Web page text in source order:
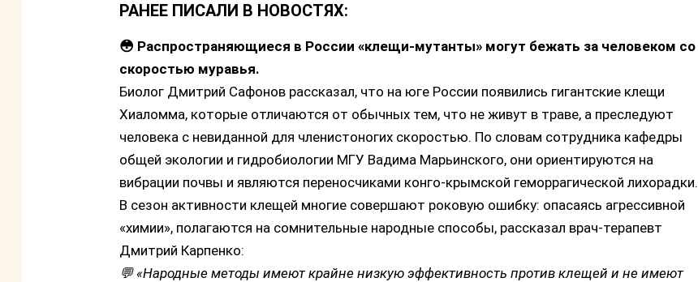
РАНЕЕ ПИСАЛИ В НОВОСТЯХ:
😳 Распространяющиеся в России «клещи-мутанты» могут бежать за человеком со
скоростью муравья.
Биолог Дмитрий Сафонов рассказал, что на юге России появились гигантские клещи
Хиаломма, которые отличаются от обычных тем, что не живут в траве, а преследуют
человека с невиданной для членистоногих скоростью. По словам сотрудника кафедры
общей экологии и гидробиологии МГУ Вадима Марьинского, они ориентируются на
вибрации почвы и являются переносчиками конго-крымской геморрагической лихорадки.
В сезон активности клещей многие совершают роковую ошибку: опасаясь агрессивной
«химии», полагаются на сомнительные народные способы, рассказал врач-терапевт
Дмитрий Карпенко:
💬 «Народные методы имеют крайне низкую эффективность против клещей и не имеют